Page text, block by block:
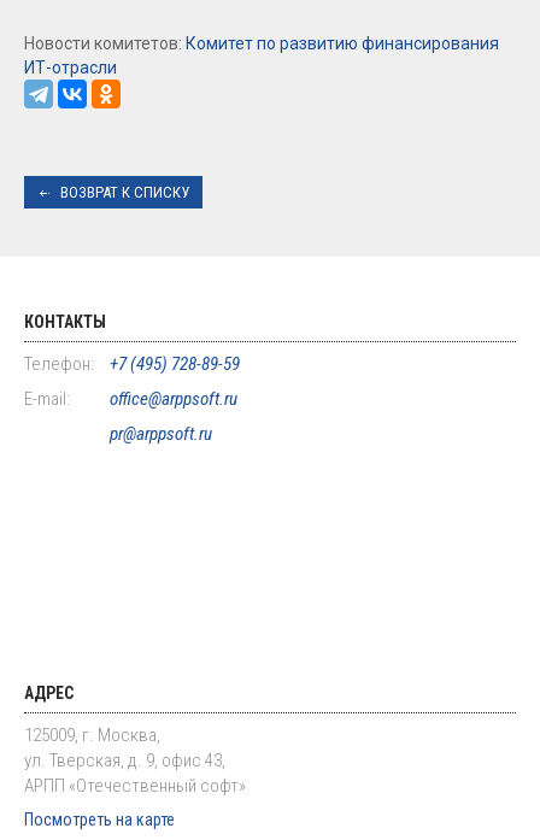
Новости комитетов: Комитет по развитию финансирования
ИТ-отрасли
ВОЗВРАТ К СПИСКУ
КОНТАКТЫ
Телефон:
+7 (495) 728-89-59
E-mail:
office@arppsoft.ru
pr@arppsoft.ru
АДРЕС
125009, г. Москва,
ул. Тверская, д. 9, офис 43,
АРПП «Отечественный софт»
Посмотреть на карте